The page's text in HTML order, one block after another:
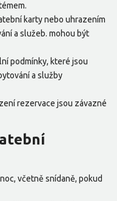
karty nebo uhrazením
a služeb. mohou být
podmínky, které jsou
a služby
rezervace jsou závazné
včetně snídaně, pokud